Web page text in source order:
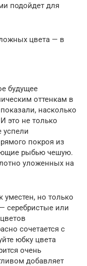
подойдет для
цвета — в
будущее
оттенкам в
насколько
это не только
успели
покроя из
рыбью чешую.
уложенных на
но только
серебристые или
сочетается с
юбку цвета
очень
добавляет